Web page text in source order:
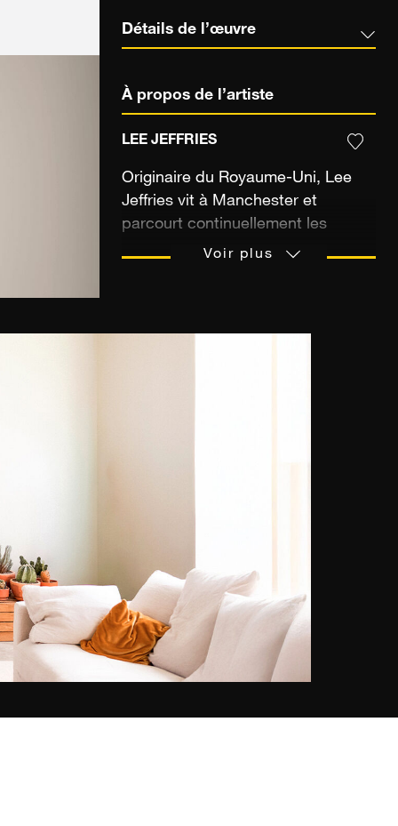
Détails de l’œuvre
À propos de l’artiste
LEE JEFFRIES
Originaire du Royaume-Uni, Lee
Jeffries vit à Manchester et
parcourt continuellement les
grandes villes occidentales à la
et sociale : les SDF deviennent ses
principaux et uniques sujets. Le
photographe humaniste explique
que chaque image résulte d’une
longue discussion avec chacun
Voir plus